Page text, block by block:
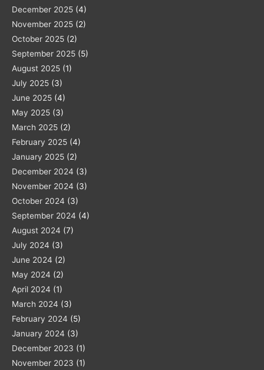
December 2025 (4)
November 2025 (2)
October 2025 (2)
September 2025 (5)
August 2025 (1)
July 2025 (3)
June 2025 (4)
May 2025 (3)
March 2025 (2)
February 2025 (4)
January 2025 (2)
December 2024 (3)
November 2024 (3)
October 2024 (3)
September 2024 (4)
August 2024 (7)
July 2024 (3)
June 2024 (2)
May 2024 (2)
April 2024 (1)
March 2024 (3)
February 2024 (5)
January 2024 (3)
December 2023 (1)
November 2023 (1)